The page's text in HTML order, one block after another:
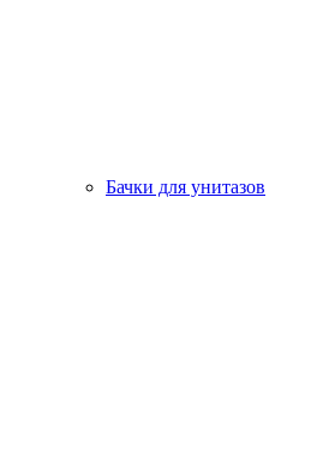
Бачки для унитазов